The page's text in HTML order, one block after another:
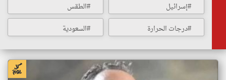
#إسرائيل
#الطقس
#درجات الحرارة
#السعودية